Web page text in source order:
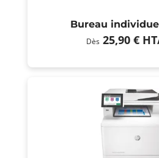
Bureau
Dès 25,90 € HT